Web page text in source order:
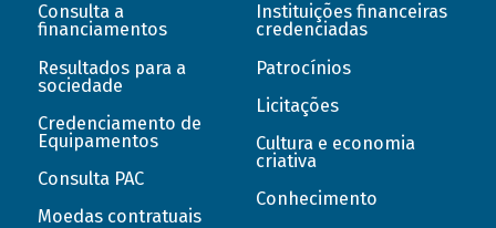
Consulta a
financiamentos
Resultados para a
sociedade
Credenciamento de
Equipamentos
Consulta PAC
Moedas contratuais
Instituições financeiras
credenciadas
Patrocínios
Licitações
Cultura e economia
criativa
Conhecimento